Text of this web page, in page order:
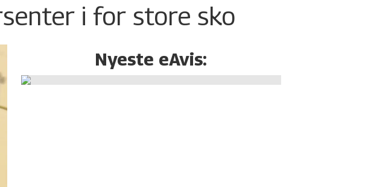
i for store sko
Nyeste eAvis: